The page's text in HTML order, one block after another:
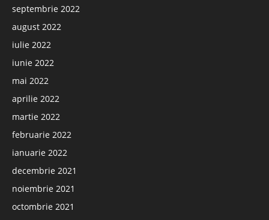
septembrie 2022
august 2022
iulie 2022
iunie 2022
mai 2022
aprilie 2022
martie 2022
februarie 2022
ianuarie 2022
decembrie 2021
noiembrie 2021
octombrie 2021